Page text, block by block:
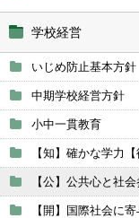
学校経営
いじめ防止基本方針
中期学校経営方針
小中一貫教育
【知】確かな学力
【公】公共心と社
【開】国際社会に